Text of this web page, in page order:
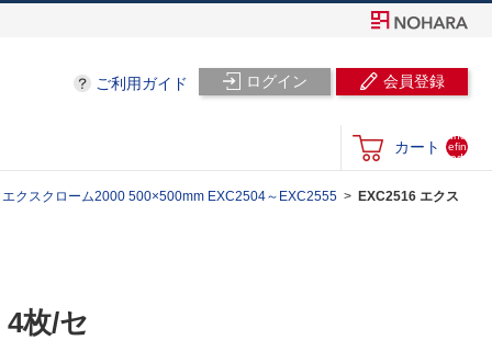
ログイン 会員登録
ご利用ガイド
カート
und
efin
ed
エクスクローム2000 500×500mm EXC2504～EXC2555
EXC2516 エクス
枚/セ